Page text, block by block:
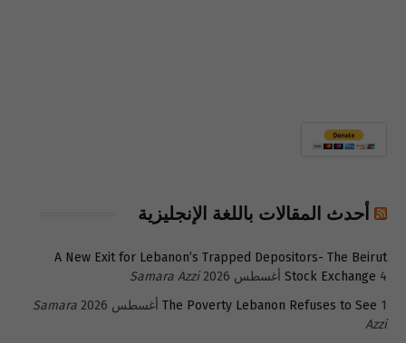
أحدث المقالات باللغة الإنجليزية
A New Exit for Lebanon’s Trapped Depositors- The Beirut
Stock Exchange 4 أغسطس 2026
Samara Azzi
The Poverty Lebanon Refuses to See 1 أغسطس 2026
Samara
Azzi